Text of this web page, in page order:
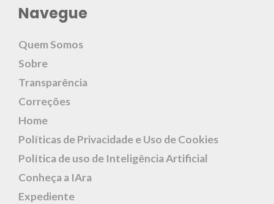
Navegue
Quem Somos
Sobre
Transparência
Correções
Home
Políticas de Privacidade e Uso de Cookies
Política de uso de Inteligência Artificial
Conheça a IAra
Expediente